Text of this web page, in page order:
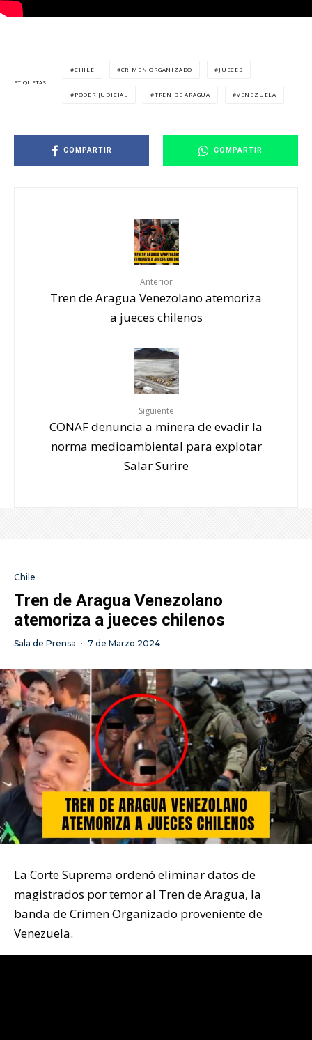
ETIQUETAS
CHILE CRIMEN ORGANIZADO JUECES
PODER JUDICIAL TREN DE ARAGUA VENEZUELA
COMPARTIR COMPARTIR
Anterior
Tren de Aragua Venezolano atemoriza
a jueces chilenos
Siguiente
CONAF denuncia a minera de evadir la
norma medioambiental para explotar
Salar Surire
Chile
Tren de Aragua Venezolano
atemoriza a jueces chilenos
Sala de Prensa · 7 de Marzo 2024
La Corte Suprema ordenó eliminar datos de
magistrados por temor al Tren de Aragua, la
banda de Crimen Organizado proveniente de
Venezuela.